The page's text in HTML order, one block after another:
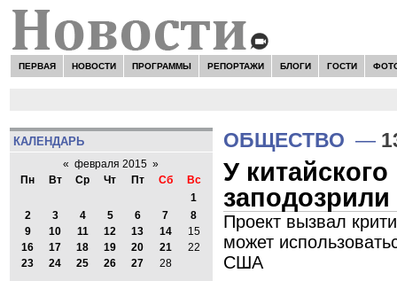
ПЕРВАЯ НОВОСТИ ПРОГРАММЫ РЕПОРТАЖИ БЛОГИ ГОСТИ
КАЛЕНДАРЬ
« февраля 2015 »
Пн
Вт Ср Чт Пт Сб
Вс
1
2
3 4 5 6 7
8
9
10 11 12 13 14
15
16
17 18 19 20 21
22
23
24 25 26 27 28
ОБЩЕСТВО —
У
Проект вызвал
может
США